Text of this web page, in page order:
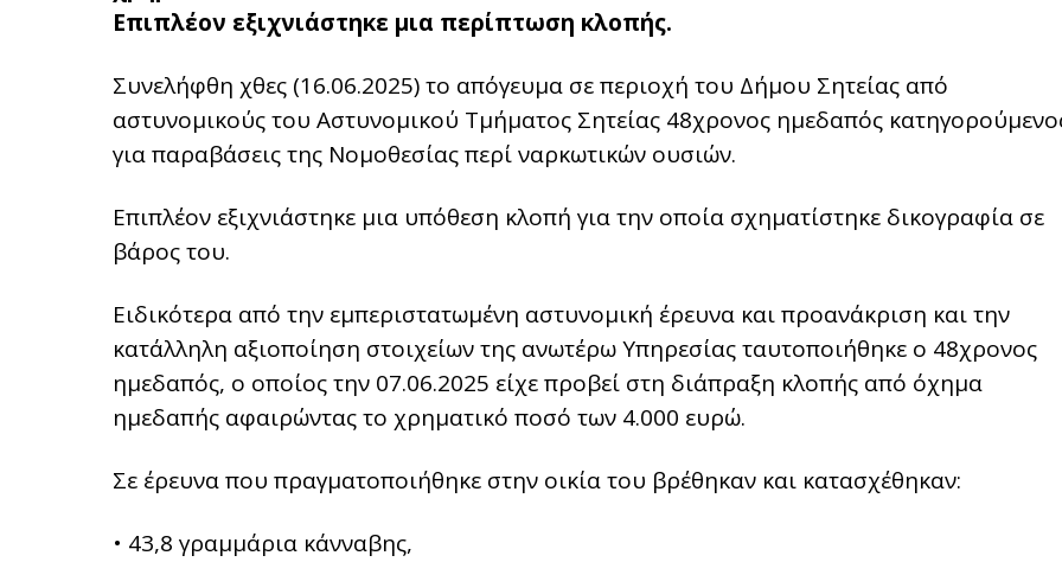
Επιπλέον εξιχνιάστηκε μια περίπτωση κλοπής.
Συνελήφθη χθες (16.06.2025) το απόγευμα σε περιοχή του Δήμου Σητείας από
αστυνομικούς του Αστυνομικού Τμήματος Σητείας 48χρονος ημεδαπός
για παραβάσεις της Νομοθεσίας περί ναρκωτικών ουσιών.
Επιπλέον εξιχνιάστηκε μια υπόθεση κλοπή για την οποία σχηματίστηκε δικογραφία σε
βάρος του.
Ειδικότερα από την εμπεριστατωμένη αστυνομική έρευνα και προανάκριση και την
κατάλληλη αξιοποίηση στοιχείων της ανωτέρω Υπηρεσίας ταυτοποιήθηκε ο 48χρονος
ημεδαπός, ο οποίος την 07.06.2025 είχε προβεί στη διάπραξη κλοπής από όχημα
ημεδαπής αφαιρώντας το χρηματικό ποσό των 4.000 ευρώ.
Σε έρευνα που πραγματοποιήθηκε στην οικία του βρέθηκαν και κατασχέθηκαν:
• 43,8 γραμμάρια κάνναβης,